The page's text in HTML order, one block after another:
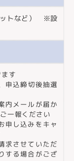
ットなど） ※設
す
申込締切後抽選
内メールが届か
一報ください
申し込みをキャ
求させていただ
する場合がござ